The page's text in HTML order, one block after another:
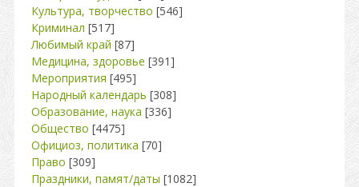
Культура, творчество [546]
Криминал [517]
Любимый край [87]
Медицина, здоровье [391]
Мероприятия [495]
Народный календарь [308]
Образование, наука [336]
Общество [4475]
Официоз, политика [70]
Право [309]
Праздники, памят/даты [1082]